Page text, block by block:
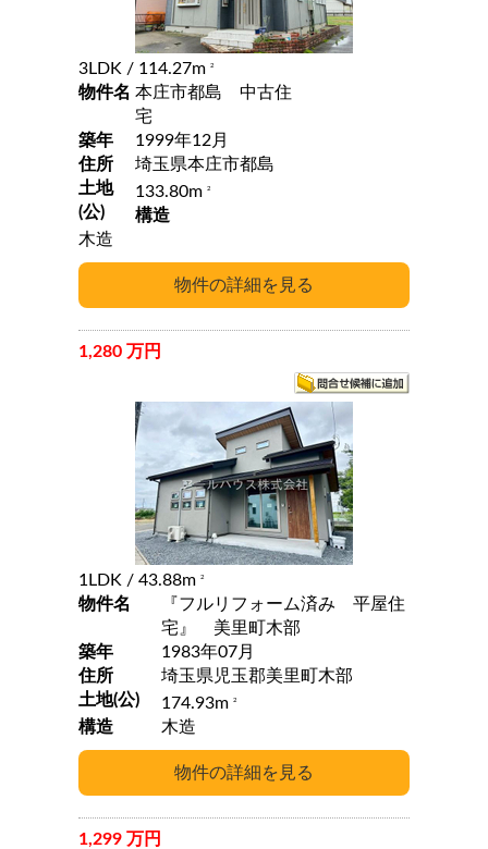
3LDK / 114.27m 2
物件名 本庄市都島 中古住
宅
築年
1999年12月
住所
埼玉県本庄市都島
土地
(公)
133.80m 2
構造
木造
1,280 万円
1LDK / 43.88m 2
物件名
『フルリフォーム済み 平屋住
宅』 美里町木部
築年
1983年07月
住所
埼玉県児玉郡美里町木部
土地(公)
174.93m 2
構造 木造
1,299 万円